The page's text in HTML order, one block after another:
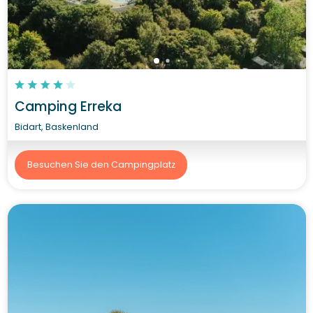
Camping Erreka
Bidart, Baskenland
Besuchen Sie den Campingplatz